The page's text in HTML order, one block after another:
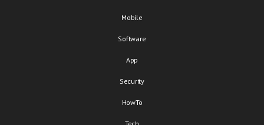
Mobile
Software
App
Security
HowTo